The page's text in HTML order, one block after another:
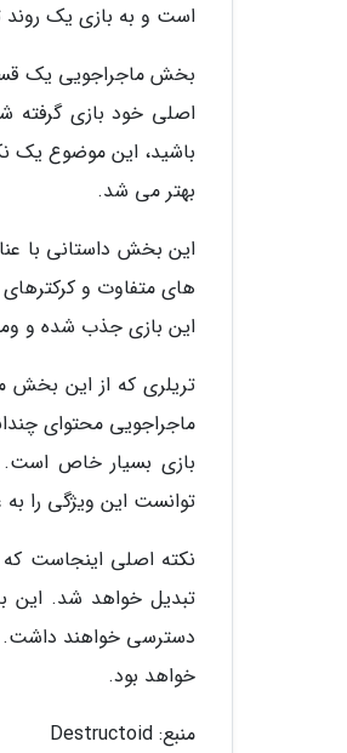
است و به بازی یک
بخش ماجراجویی یک
اصلی خود بازی گرفته
باشید، این موضوع یک
بهتر می شد.
این بخش داستانی با
های متفاوت و
این بازی جذب شده و
تریلری که از این بخش
ماجراجویی محتوای
توانست این ویژگی را
نکته اصلی اینجاست
تبدیل خواهد شد. این
خواهد بود.
منبع: Destructoid